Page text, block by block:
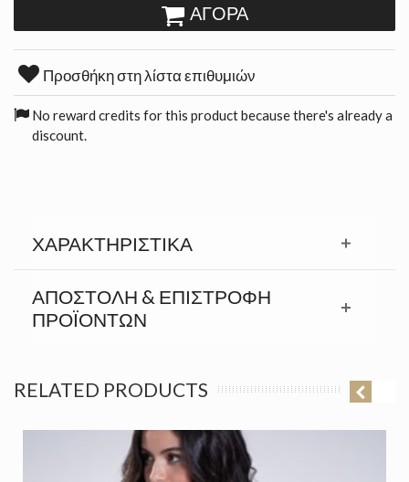
ΑΓΟΡΆ
Προσθήκη στη λίστα επιθυμιών
No reward credits for this product because there's already a
discount.
ΧΑΡΑΚΤΗΡΙΣΤΙΚΆ
ΑΠΟΣΤΟΛΉ & ΕΠΙΣΤΡΟΦΉ
ΠΡΟΪΟΝΤΩΝ
RELATED PRODUCTS